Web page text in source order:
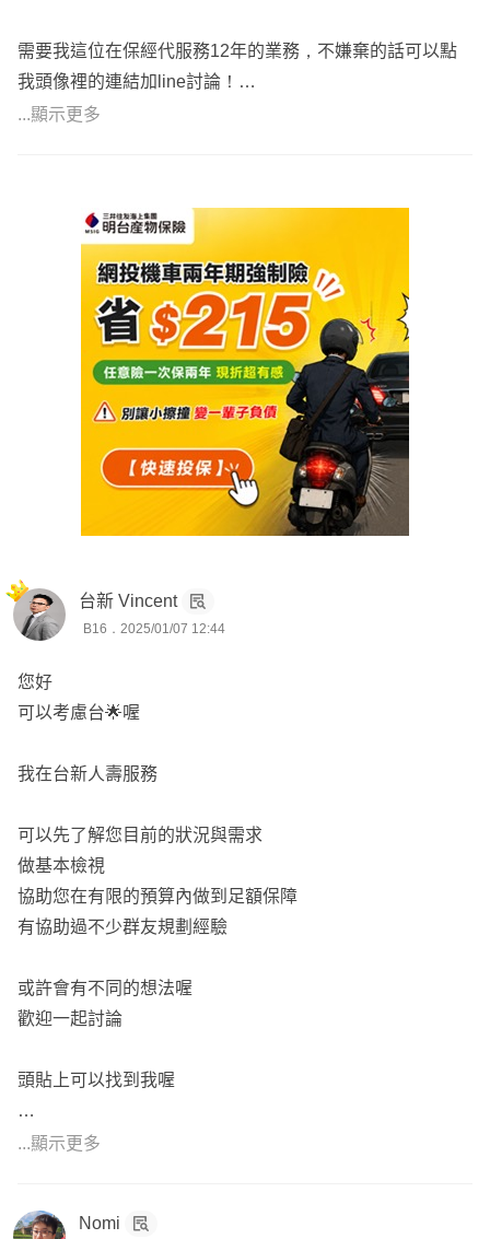
需要我這位在保經代服務12年的業務，不嫌棄的話可以點
我頭像裡的連結加line討論！
✨在高雄全台服務｜台北人
✨破解各保險迷思｜專業
✨保障及儲蓄投資｜客觀
✨有一位可愛女兒｜新生兒、幼童保障
✨在Finfo協助解答｜有實際成交超過300人
...顯示更多
台新 Vincent
B16．2025/01/07 12:44
您好
可以考慮台🌟喔
我在台新人壽服務
可以先了解您目前的狀況與需求
做基本檢視
協助您在有限的預算內做到足額保障
有協助過不少群友規劃經驗
或許會有不同的想法喔
歡迎一起討論
頭貼上可以找到我喔
...顯示更多
Nomi